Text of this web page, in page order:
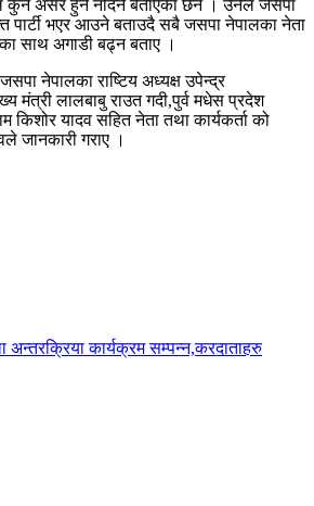
कुनै असर हुन नदिने बताएका छन । उनले जसपा
पार्टी भएर आउने बताउदै सबै जसपा नेपालका नेता
साथ अगाडी बढ्न बताए ।
नेपालका राष्टिय अध्यक्ष उपेन्द्र
मंत्री लालबाबु राउत गदी,पुर्व मधेस प्रदेश
किशोर यादव सहित नेता तथा कार्यकर्ता को
जानकारी गराए ।
अन्तरक्रिया कार्यक्रम सम्पन्न,करदाताहरु